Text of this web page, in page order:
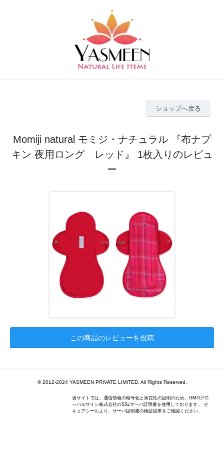
ショップへ戻る
Momiji natural モミジ・ナチュラル 『布ナプ
キン 夜用ロング レッド』 1枚入りのレビュ
ー
この商品のレビューを投稿
© 2012-2024 YASMEEN PRIVATE LIMITED. All Rights Reserved.
当サイトでは、通信情報の暗号化と実在性の証明のため、GMOグロ
ーバルサイン株式会社のSSLサーバ証明書を使用しております。 セ
キュアシールより、サーバ証明書の検証結果をご確認ください。